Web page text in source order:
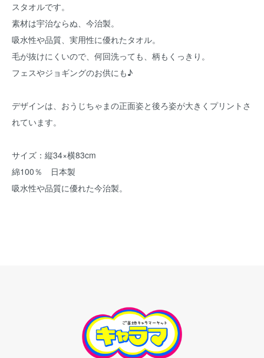
スタオルです。
素材は宇治ならぬ、今治製。
吸水性や品質、実用性に優れたタオル。
毛が抜けにくいので、何回洗っても、柄もくっきり。
フェスやジョギングのお供にも♪
デザインは、おうじちゃまの正面姿と後ろ姿が大きくプリントさ
れています。
サイズ：縦34×横83cm
綿100％ 日本製
吸水性や品質に優れた今治製。